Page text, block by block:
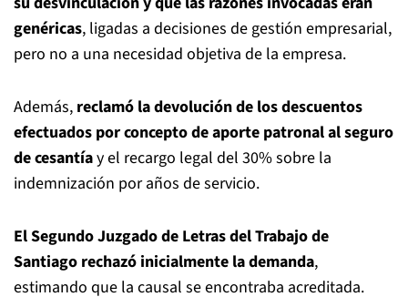
genéricas, ligadas a decisiones de gestión empresarial,
pero no a una necesidad objetiva de la empresa.
Además, reclamó la devolución de los descuentos
efectuados por concepto de aporte patronal al seguro
de cesantíay el recargo legal del 30% sobre la
indemnización por años de servicio.
El Segundo Juzgado de Letras del Trabajo de
Santiago rechazó inicialmente la demanda,
estimando que la causal se encontraba acreditada.